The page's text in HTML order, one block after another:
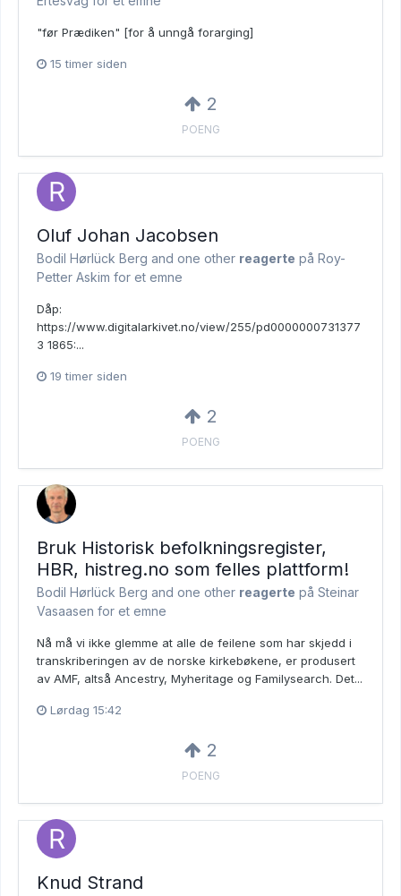
"før Prædiken" [for å unngå forarging]
15 timer siden
2
POENG
Oluf Johan Jacobsen
Bodil Hørlück Berg and one other reagerte på Roy-
Petter Askim for et emne
Dåp:
https://www.digitalarkivet.no/view/255/pd0000000731377
3 1865:...
19 timer siden
2
POENG
Bruk Historisk befolkningsregister,
HBR, histreg.no som felles plattform!
Bodil Hørlück Berg and one other reagerte på Steinar
Vasaasen for et emne
Nå må vi ikke glemme at alle de feilene som har skjedd i
transkriberingen av de norske kirkebøkene, er produsert
av AMF, altså Ancestry, Myheritage og Familysearch. Det...
Lørdag 15:42
2
POENG
Knud Strand